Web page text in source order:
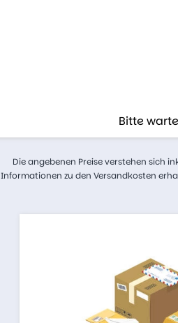
Bitte
Die angebenen Preise verstehen sich
Informationen zu den Versandkosten